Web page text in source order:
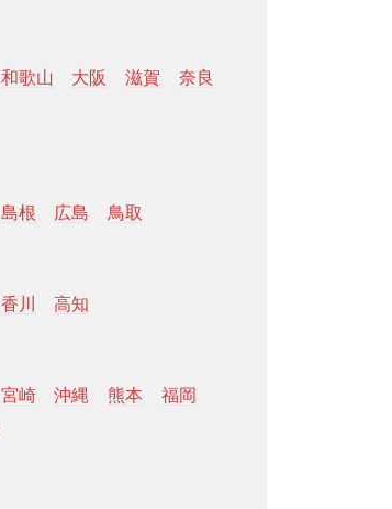
和歌山 大阪 滋賀 奈良
島根 広島 鳥取
香川 高知
宮崎 沖縄 熊本
福岡